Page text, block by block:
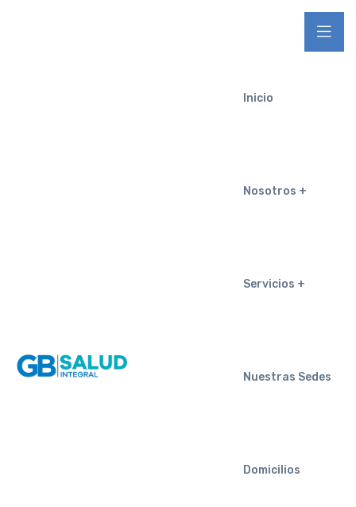
Inicio
Nosotros
Servicios
Nuestras Sedes
Domicilios